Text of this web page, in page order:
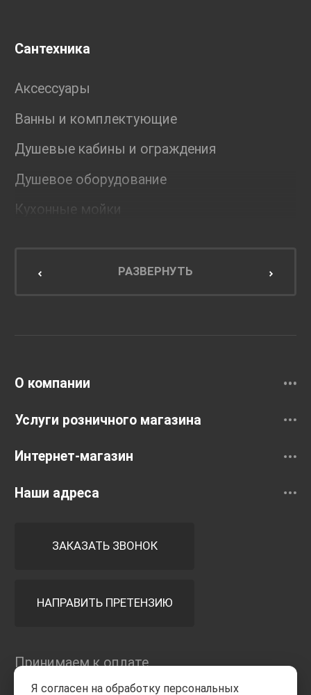
Сантехника
Аксессуары
Ванны и комплектующие
Душевые кабины и ограждения
Душевое оборудование
Кухонные мойки
Мебель для кухниРАЗВЕРНУТЬ
О компании
Услуги розничного магазина
Интернет-магазин
Наши адреса
ЗАКАЗАТЬ ЗВОНОК
НАПРАВИТЬ ПРЕТЕНЗИЮ
Принимаем к оплате
Я согласен на обработку персональных